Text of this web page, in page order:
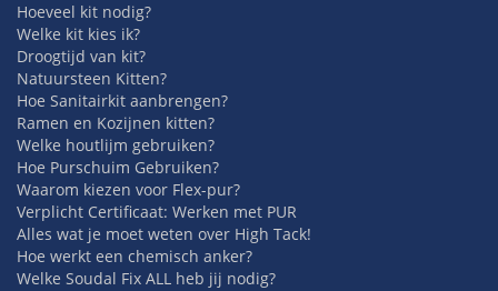
Hoeveel kit nodig?
Welke kit kies ik?
Droogtijd van kit?
Natuursteen Kitten?
Hoe Sanitairkit aanbrengen?
Ramen en Kozijnen kitten?
Welke houtlijm gebruiken?
Hoe Purschuim Gebruiken?
Waarom kiezen voor Flex-pur?
Verplicht Certificaat: Werken met PUR
Alles wat je moet weten over High Tack!
Hoe werkt een chemisch anker?
Welke Soudal Fix ALL heb jij nodig?